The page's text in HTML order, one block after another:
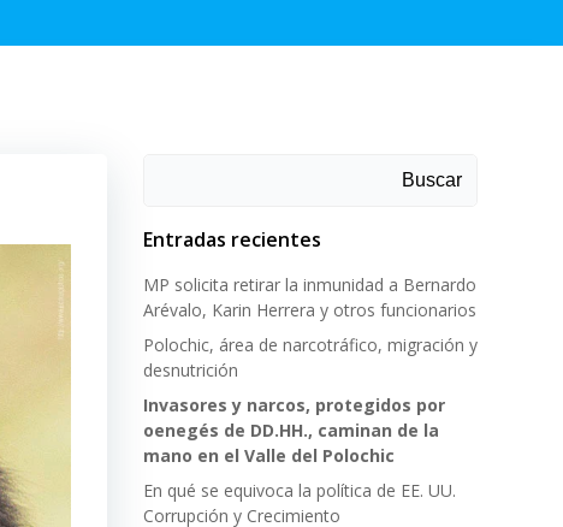
Buscar
Entradas recientes
MP solicita retirar la inmunidad a Bernardo
Arévalo, Karin Herrera y otros funcionarios
Polochic, área de narcotráfico, migración y
desnutrición
Invasores y narcos, protegidos por
oenegés de DD.HH., caminan de la
mano en el Valle del Polochic
En qué se equivoca la política de EE. UU.
Corrupción y Crecimiento